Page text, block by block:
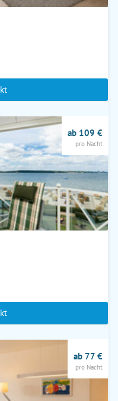
ab 109 €
pro Nacht
ab 77 €
pro Nacht